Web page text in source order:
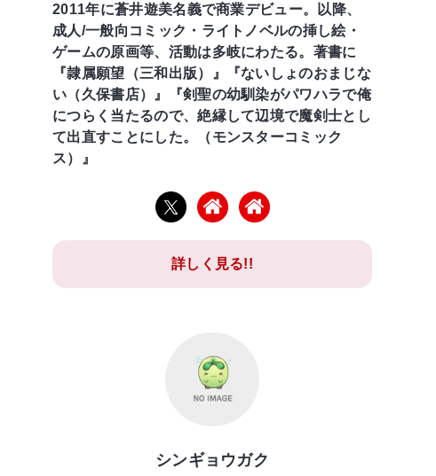
2011年に蒼井遊美名義で商業デビュー。以降、
成人/一般向コミック・ライトノベルの挿し絵・
ゲームの原画等、活動は多岐にわたる。著書に
『隷属願望（三和出版）』『ないしょのおまじな
い（久保書店）』『剣聖の幼馴染がパワハラで俺
につらく当たるので、絶縁して辺境で魔剣士とし
て出直すことにした。（モンスターコミック
ス）』
詳しく見る!!
シンギョウガク